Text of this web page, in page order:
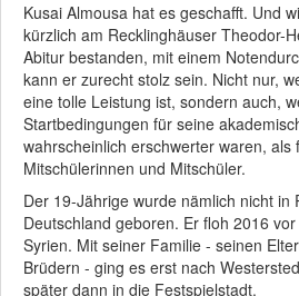
Kusai Almousa hat es geschafft. Und
kürzlich am Recklinghäuser Theodor-
Abitur bestanden, mit einem
kann er zurecht stolz sein. Nicht nur,
eine tolle Leistung ist, sondern auch,
Startbedingungen für seine
wahrscheinlich erschwerter waren, als
Mitschülerinnen und Mitschüler.
Der 19-Jährige wurde nämlich nicht in
Deutschland geboren. Er floh 2016
Syrien. Mit seiner Familie - seinen
Brüdern - ging es erst nach
später dann in die Festspielstadt.